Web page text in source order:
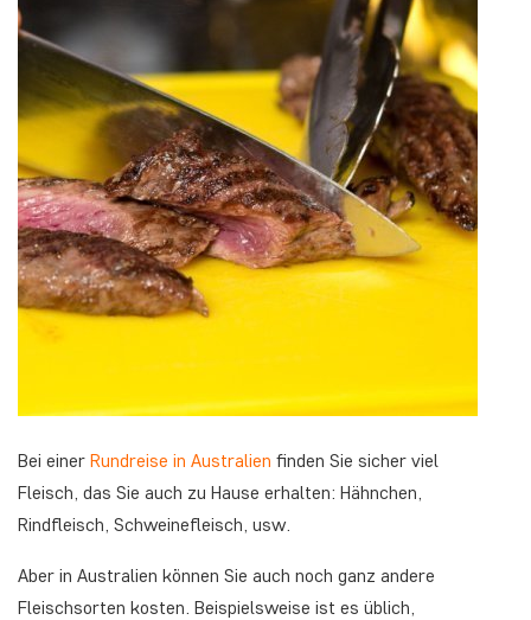
Bei einer Rundreise in Australien finden Sie sicher viel
Fleisch, das Sie auch zu Hause erhalten: Hähnchen,
Rindfleisch, Schweinefleisch, usw.
Aber in Australien können Sie auch noch ganz andere
Fleischsorten kosten. Beispielsweise ist es üblich,